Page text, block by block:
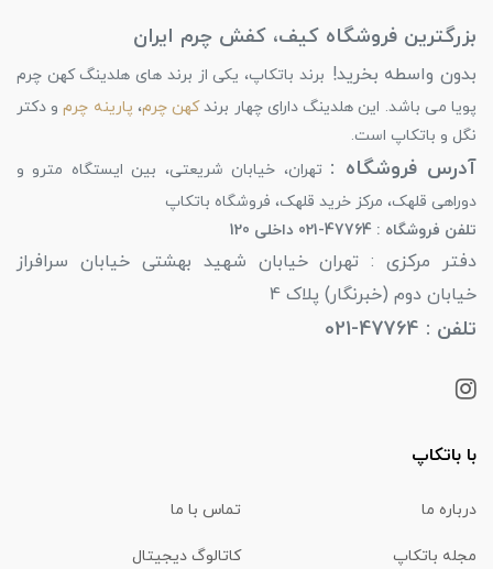
بزرگترین فروشگاه کیف، کفش چرم ایران
بدون واسطه بخرید! برند باتکاپ، یکی از برند های هلدینگ کهن چرم
پویا می باشد. این هلدینگ دارای چهار برندکهن چرم، پارینه چرمو دکتر
نگل و باتکاپ است.
آدرس فروشگاه : تهران، خیابان شریعتی، بین ایستگاه مترو و
دوراهی قلهک، مرکز خرید قلهک، فروشگاه باتکاپ
تلفن فروشگاه : 47764-021 داخلی 120
دفتر مرکزی : تهران خیابان شهید بهشتی خیابان سرافراز
خیابان دوم (خبرنگار) پلاک 4
تلفن : 47764-021
با باتکاپ
درباره ما تماس با ما
مجله باتکاپ کاتالوگ دیجیتال